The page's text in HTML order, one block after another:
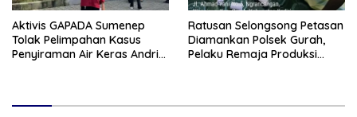
Aktivis GAPADA Sumenep
Tolak Pelimpahan Kasus
Penyiraman Air Keras Andrie
Ratusan Selongsong Petasan
Diamankan Polsek Gurah,
Pelaku Remaja Produksi